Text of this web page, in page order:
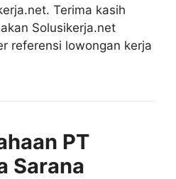
Terima kasih
Solusikerja.net
referensi lowongan kerja
PT
Sarana